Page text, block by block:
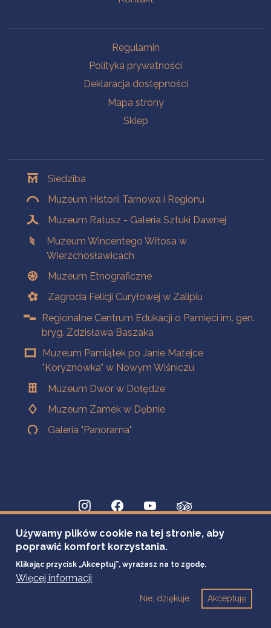
Regulamin
Polityka prywatności
Deklaracja dostępności
Mapa strony
Sklep
Siedziba
Muzeum Historii Tarnowa i Regionu
Muzeum Ratusz - Galeria Sztuki Dawnej
Muzeum Wincentego Witosa w
Wierzchosławicach
Muzeum Etnograficzne
Zagroda Felicji Curyłowej w Zalipiu
Regionalne Centrum Edukacji o Pamięci im. gen.
bryg. Zdzisława Baszaka
Muzeum Pamiątek po Janie Matejce
"Koryznówka" w Nowym Wiśniczu
Muzeum Dwór w Dołędze
Muzeum Zamek w Dębnie
Galeria "Panorama"
Używamy plików cookie na tej stronie, aby
poprawić komfort korzystania.
Klikając przycisk „Akceptuj”, wyrażasz na to zgodę.
Więcej informacji
Akceptuję
Nie, dziękuje